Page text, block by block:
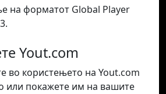
на форматот Global Player
Yout.com
во користењето на Yout.com
или покажете им на вашите